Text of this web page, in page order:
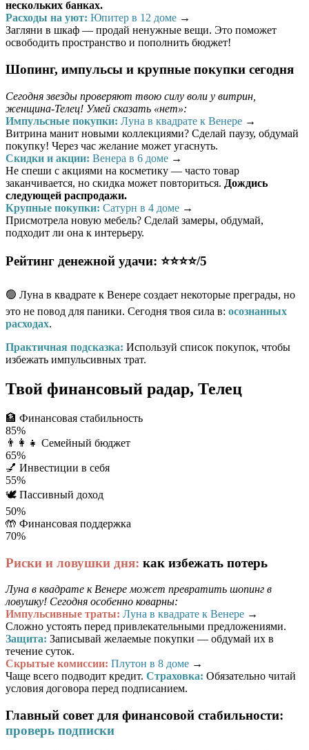
нескольких банках.
Расходы на уют: Юпитер в 12 доме →
Загляни в шкаф — продай ненужные вещи. Это поможет
освободить пространство и пополнить бюджет!
Шопинг, импульсы и крупные покупки сегодня
Сегодня звезды проверяют твою силу воли у витрин,
женщина-Телец! Умей сказать «нет»:
Импульсные покупки: Луна в квадрате к Венере →
Витрина манит новыми коллекциями? Сделай паузу, обдумай
покупку! Через час желание может угаснуть.
Скидки и акции: Венера в 6 доме →
Не спеши с акциями на косметику — часто товар
заканчивается, но скидка может повториться. Дождись
следующей распродажи.
Крупные покупки: Сатурн в 4 доме →
Присмотрела новую мебель? Сделай замеры, обдумай,
подходит ли она к интерьеру.
Рейтинг денежной удачи: ⭐⭐⭐⭐/5
🟢 Луна в квадрате к Венере создает некоторые преграды, но
это не повод для паники. Сегодня твоя сила в: осознанных
расходах.
Практичная подсказка: Используй список покупок, чтобы
избежать импульсивных трат.
Твой финансовый радар, Телец
🏦 Финансовая стабильность
85%
👨‍👩‍👧 Семейный бюджет
65%
💅 Инвестиции в себя
55%
🕊️ Пассивный доход
50%
🤲 Финансовая поддержка
70%
Риски и ловушки дня: как избежать потерь
Луна в квадрате к Венере может превратить шопинг в
ловушку! Сегодня особенно коварны:
Импульсивные траты: Луна в квадрате к Венере →
Сложно устоять перед привлекательными предложениями.
Защита: Записывай желаемые покупки — обдумай их в
течение суток.
Скрытые комиссии: Плутон в 8 доме →
Чаще всего подводит кредит. Страховка: Обязательно читай
условия договора перед подписанием.
Главный совет для финансовой стабильности:
проверь подписки